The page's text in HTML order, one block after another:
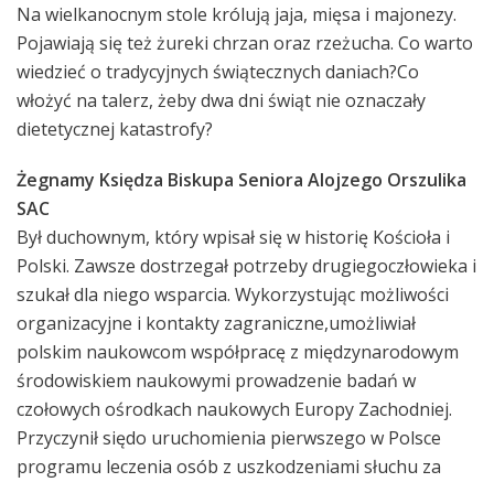
Na wielkanocnym stole królują jaja, mięsa i majonezy.
Pojawiają się też żureki chrzan oraz rzeżucha. Co warto
wiedzieć o tradycyjnych świątecznych daniach?Co
włożyć na talerz, żeby dwa dni świąt nie oznaczały
dietetycznej katastrofy?
Żegnamy Księdza Biskupa Seniora Alojzego Orszulika
SAC
Był duchownym, który wpisał się w historię Kościoła i
Polski. Zawsze dostrzegał potrzeby drugiegoczłowieka i
szukał dla niego wsparcia. Wykorzystując możliwości
organizacyjne i kontakty zagraniczne,umożliwiał
polskim naukowcom współpracę z międzynarodowym
środowiskiem naukowymi prowadzenie badań w
czołowych ośrodkach naukowych Europy Zachodniej.
Przyczynił siędo uruchomienia pierwszego w Polsce
programu leczenia osób z uszkodzeniami słuchu za